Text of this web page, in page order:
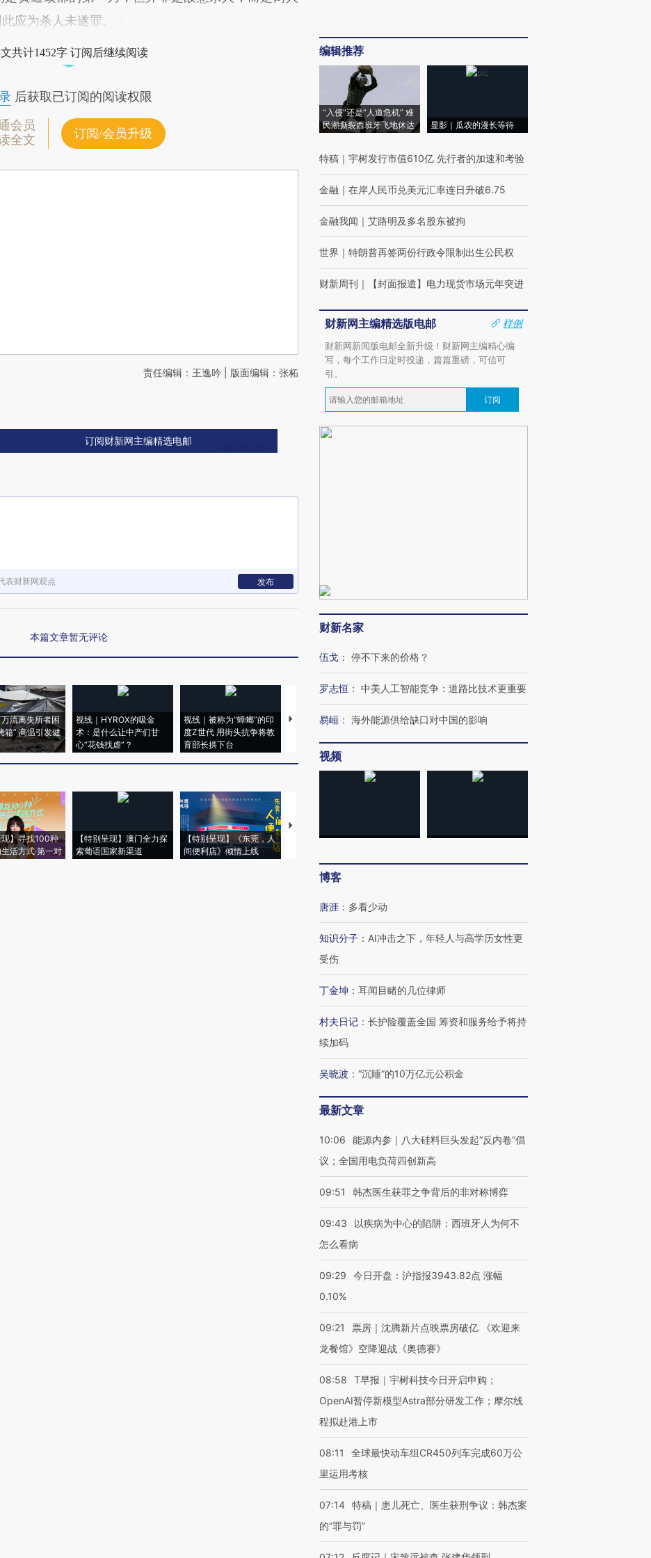
应为杀人未遂罪。
共计1452字 订阅后继续阅读
后获取已订阅的阅读权限
会员
全文
订阅/会员升级
责任编辑：王逸吟 | 版面编辑：张柘
订阅财新网主编精选电邮
表财新网观点 发布
本篇文章暂无评论
流离失所者困
箱” 高温引发健
视线｜HYROX的吸金
术：是什么让中产们甘
心“花钱找虐”？
视线｜被称为“蟑螂”的印
度Z世代 用街头抗争将教
育部长拱下台
视线｜“入侵”还是“人道危
飞地休达
湖北宜昌局部短时降雨
4000人
米
现】寻找100种
活方式·第一对
【特别呈现】澳门全力探
索葡语国家新渠道
【特别呈现】《东莞，人
间便利店》倾情上线
【推广】走进第四届链博
会，让数智科技“链”接产
【特别呈现】寻找100种
CFO：不靠规模取胜，华
编辑推荐
“入侵”还是“人道危机” 难
民潮撕裂西班牙飞地休达
显影｜瓜农的漫长等待
特稿 ｜ 宇树发行市值610亿 先行者的加速和考验
金融 ｜ 在岸人民币兑美元汇率连日升破6.75
金融我闻 ｜ 艾路明及多名股东被拘
世界 ｜ 特朗普再签两份行政令限制出生公民权
财新周刊 ｜ 【封面报道】电力现货市场元年突进
财新网主编精选版电邮
样例
财新网新闻版电邮全新升级！财新网主编精心编
写，每个工作日定时投递，篇篇重磅，可信可
引。
订阅
财新名家
伍戈 ： 停不下来的价格？
罗志恒 ： 中美人工智能竞争：道路比技术更重要
易峘 ： 海外能源供给缺口对中国的影响
视频
博客
唐涯 ： 多看少动
知识分子 ： AI冲击之下，年轻人与高学历女性更
受伤
丁金坤 ： 耳闻目睹的几位律师
村夫日记 ： 长护险覆盖全国 筹资和服务给予将持
续加码
吴晓波 ： “沉睡”的10万亿元公积金
最新文章
10:06
能源内参｜八大硅料巨头发起“反内卷”倡
议；全国用电负荷四创新高
09:51 韩杰医生获罪之争背后的非对称博弈
09:43
以疾病为中心的陷阱：西班牙人为何不
怎么看病
09:29
今日开盘：沪指报3943.82点 涨幅
0.10%
09:21
票房｜沈腾新片点映票房破亿 《欢迎来
龙餐馆》空降迎战《奥德赛》
08:58
T早报｜宇树科技今日开启申购；
OpenAI暂停新模型Astra部分研发工作；摩尔线
程拟赴港上市
08:11
全球最快动车组CR450列车完成60万公
里运用考核
07:14 特稿｜患儿死亡、医生获刑争议：韩杰案
的“罪与罚”